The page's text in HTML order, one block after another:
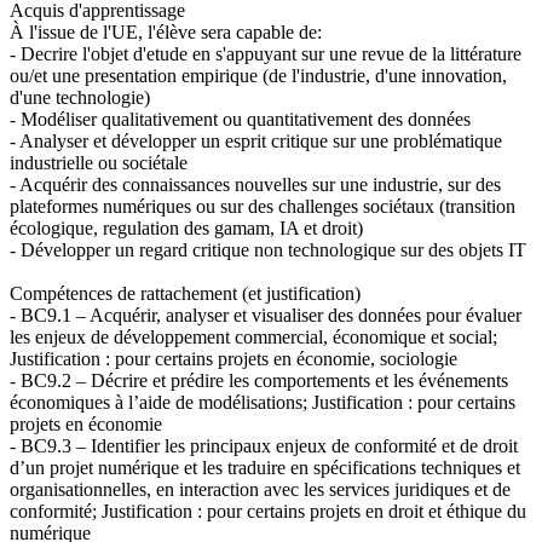
Acquis d'apprentissage
À l'issue de l'UE, l'élève sera capable de:
- Decrire l'objet d'etude en s'appuyant sur une revue de la littérature
ou/et une presentation empirique (de l'industrie, d'une innovation,
d'une technologie)
- Modéliser qualitativement ou quantitativement des données
- Analyser et développer un esprit critique sur une problématique
industrielle ou sociétale
- Acquérir des connaissances nouvelles sur une industrie, sur des
plateformes numériques ou sur des challenges sociétaux (transition
écologique, regulation des gamam, IA et droit)
- Développer un regard critique non technologique sur des objets IT
Compétences de rattachement (et justification)
- BC9.1 – Acquérir, analyser et visualiser des données pour évaluer
les enjeux de développement commercial, économique et social;
Justification : pour certains projets en économie, sociologie
- BC9.2 – Décrire et prédire les comportements et les événements
économiques à l’aide de modélisations; Justification : pour certains
projets en économie
- BC9.3 – Identifier les principaux enjeux de conformité et de droit
d’un projet numérique et les traduire en spécifications techniques et
organisationnelles, en interaction avec les services juridiques et de
conformité; Justification : pour certains projets en droit et éthique du
numérique